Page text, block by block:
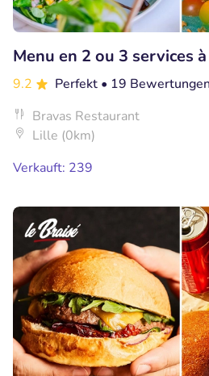
Menu en 2 ou 3 services
9.2 Perfekt • 19 Bewertungen
Bravas Restaurant
Lille (0km)
Verkauft: 239